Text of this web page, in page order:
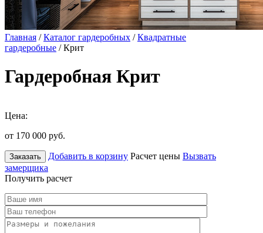
Главная /Каталог гардеробных /Квадратные
гардеробные / Крит
Гардеробная Крит
Цена:
от 170 000 руб.
Заказать Добавить в корзину Расчет цены Вызвать
замерщика
Получить расчет